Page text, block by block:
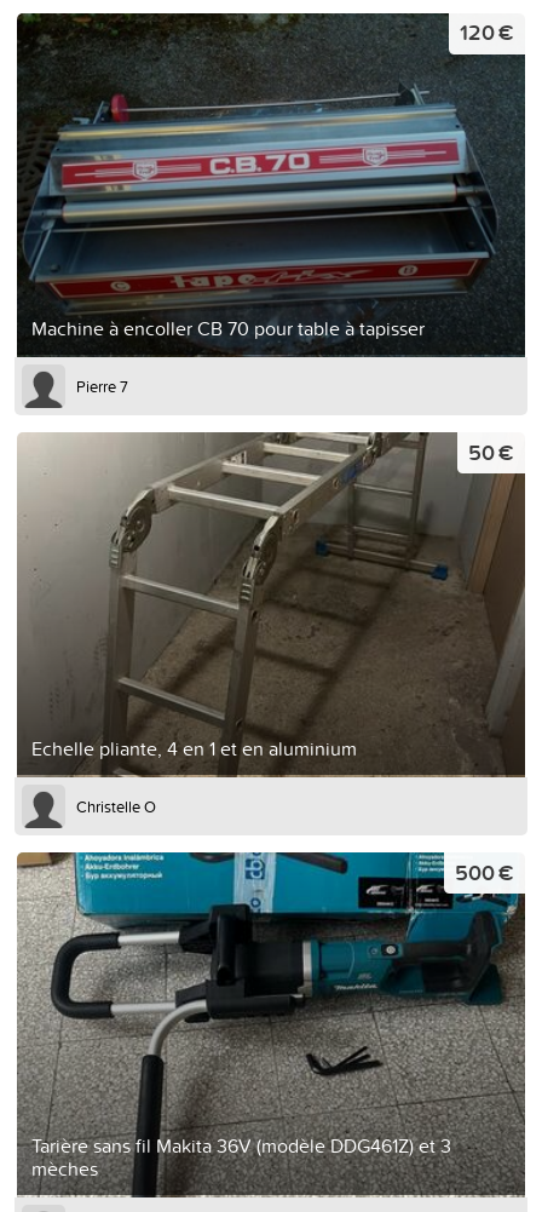
Machine à encoller CB 70 pour table à tapisser
120 €
Pierre 7
Echelle pliante, 4 en 1 et en aluminium
50 €
Christelle O
Tarière sans fil Makita 36V (modèle DDG461Z) et 3
mèches
500 €